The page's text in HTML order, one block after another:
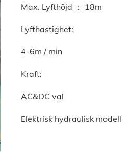
Max. Lyfthöjd ： 18m
Lyfthastighet:
4-6m / min
Kraft:
AC&DC val
Elektrisk hydraulisk modell